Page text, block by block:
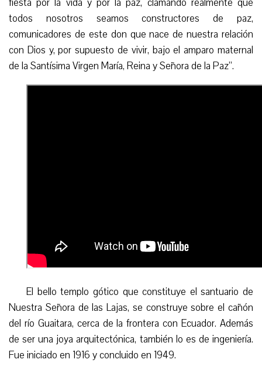
fiesta por la vida y por la paz, clamando realmente que
todos nosotros seamos constructores de paz,
comunicadores de este don que nace de nuestra relación
con Dios y, por supuesto de vivir, bajo el amparo maternal
de la Santísima Virgen María, Reina y Señora de la Paz”.
El bello templo gótico que constituye el santuario de
Nuestra Señora de las Lajas, se construye sobre el cañón
del río Guaitara, cerca de la frontera con Ecuador. Además
de ser una joya arquitectónica, también lo es de ingeniería.
Fue iniciado en 1916 y concluido en 1949.